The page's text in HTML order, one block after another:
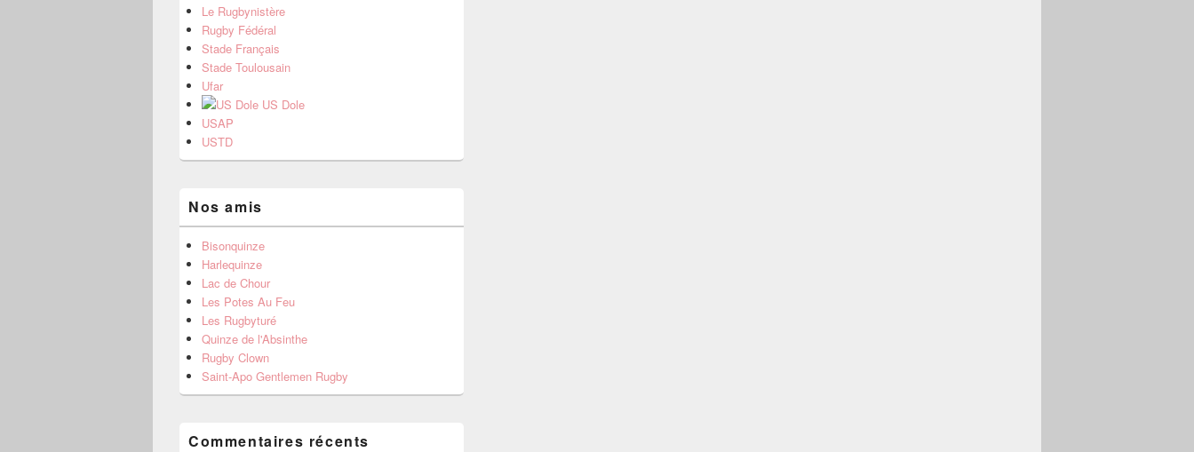
Le Rugbynistère
Rugby Fédéral
Stade Français
Stade Toulousain
Ufar
US Dole
USAP
USTD
Nos amis
Bisonquinze
Harlequinze
Lac de Chour
Les Potes Au Feu
Les Rugbyturé
Quinze de l'Absinthe
Rugby Clown
Saint-Apo Gentlemen Rugby
Commentaires récents